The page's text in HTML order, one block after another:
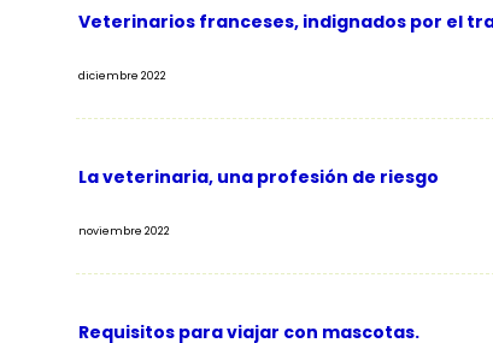
Veterinarios franceses, indignados por el
diciembre 2022
La veterinaria, una profesión de riesgo
noviembre 2022
Requisitos para viajar con mascotas.